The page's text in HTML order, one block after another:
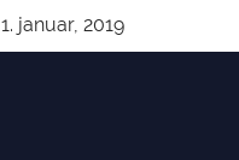
1. januar, 2019